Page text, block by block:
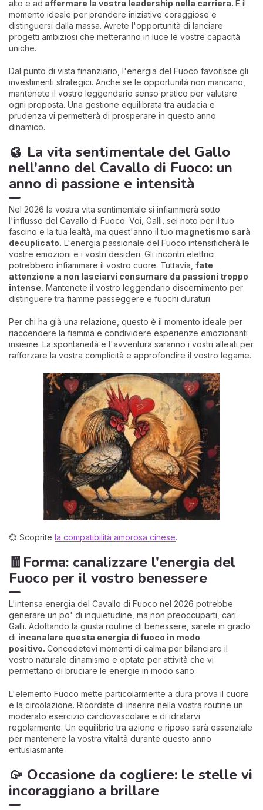
alto e ad affermare la vostra leadership nella carriera. È il
momento ideale per prendere iniziative coraggiose e
distinguersi dalla massa. Avrete l'opportunità di lanciare
progetti ambiziosi che metteranno in luce le vostre capacità
uniche.
Dal punto di vista finanziario, l'energia del Fuoco favorisce gli
investimenti strategici. Anche se le opportunità non mancano,
mantenete il vostro leggendario senso pratico per valutare
ogni proposta. Una gestione equilibrata tra audacia e
prudenza vi permetterà di prosperare in questo anno
dinamico.
🥮 La vita sentimentale del Gallo
nell'anno del Cavallo di Fuoco: un
anno di passione e intensità
Nel 2026 la vostra vita sentimentale si infiammerà sotto
l'influsso del Cavallo di Fuoco. Voi, Galli, sei noto per il tuo
fascino e la tua lealtà, ma quest'anno il tuo magnetismo sarà
decuplicato. L'energia passionale del Fuoco intensificherà le
vostre emozioni e i vostri desideri. Gli incontri elettrici
potrebbero infiammare il vostro cuore. Tuttavia, fate
attenzione a non lasciarvi consumare da passioni troppo
intense. Mantenete il vostro leggendario discernimento per
distinguere tra fiamme passeggere e fuochi duraturi.
Per chi ha già una relazione, questo è il momento ideale per
riaccendere la fiamma e condividere esperienze emozionanti
insieme. La spontaneità e l'avventura saranno i vostri alleati per
rafforzare la vostra complicità e approfondire il vostro legame.
💞 Scoprite la compatibilità amorosa cinese.
🧧Forma: canalizzare l'energia del
Fuoco per il vostro benessere
L'intensa energia del Cavallo di Fuoco nel 2026 potrebbe
generare un po' di inquietudine, ma non preoccuparti, cari
Galli. Adottando la giusta routine di benessere, sarete in grado
di incanalare questa energia di fuoco in modo
positivo. Concedetevi momenti di calma per bilanciare il
vostro naturale dinamismo e optate per attività che vi
permettano di bruciare le energie in modo sano.
L'elemento Fuoco mette particolarmente a dura prova il cuore
e la circolazione. Ricordate di inserire nella vostra routine un
moderato esercizio cardiovascolare e di idratarvi
regolarmente. Un equilibrio tra azione e riposo sarà essenziale
per mantenere la vostra vitalità durante questo anno
entusiasmante.
🥠 Occasione da cogliere: le stelle vi
incoraggiano a brillare